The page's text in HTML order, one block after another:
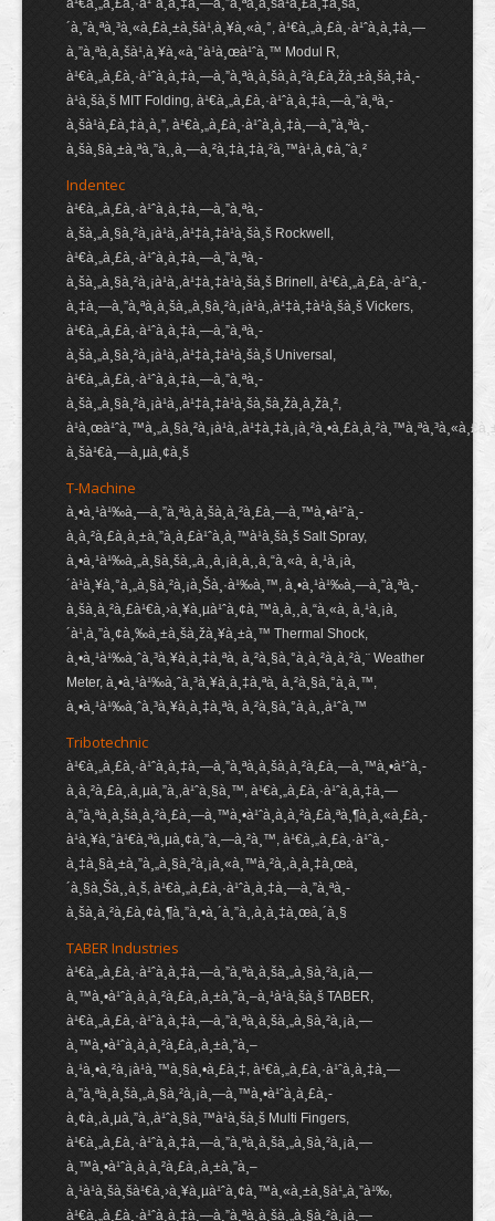
´à¸”à¸ªà¸³à¸«à¸£à¸±à¸šà¹‚à¸¥à¸«à¸°, à¹€à¸„à¸£à¸·à¹ˆà¸­à¸‡à¸—
à¸”à¸ªà¸­à¸šà¹‚à¸¥à¸«à¸°à¹à¸œà¹ˆà¸™ Modul R,
à¹€à¸„à¸£à¸·à¹ˆà¸­à¸‡à¸—à¸”à¸ªà¸­à¸šà¸à¸²à¸£à¸žà¸±à¸šà¸‡à¸­
à¹à¸šà¸š MIT Folding, à¹€à¸„à¸£à¸·à¹ˆà¸­à¸‡à¸—à¸”à¸ªà¸­
à¸šà¹à¸£à¸‡à¸à¸”, à¹€à¸„à¸£à¸·à¹ˆà¸­à¸‡à¸—à¸”à¸ªà¸­
à¸šà¸§à¸±à¸ªà¸”à¸¸à¸—à¸²à¸‡à¸‡à¸²à¸™à¹‚à¸¢à¸˜à¸²
Indentec
à¹€à¸„à¸£à¸·à¹ˆà¸­à¸‡à¸—à¸”à¸ªà¸­
à¸šà¸„à¸§à¸²à¸¡à¹à¸‚à¹‡à¸‡à¹à¸šà¸š Rockwell,
à¹€à¸„à¸£à¸·à¹ˆà¸­à¸‡à¸—à¸”à¸ªà¸­
à¸šà¸„à¸§à¸²à¸¡à¹à¸‚à¹‡à¸‡à¹à¸šà¸š Brinell, à¹€à¸„à¸£à¸·à¹ˆà¸­
à¸‡à¸—à¸”à¸ªà¸­à¸šà¸„à¸§à¸²à¸¡à¹à¸‚à¹‡à¸‡à¹à¸šà¸š Vickers,
à¹€à¸„à¸£à¸·à¹ˆà¸­à¸‡à¸—à¸”à¸ªà¸­
à¸šà¸„à¸§à¸²à¸¡à¹à¸‚à¹‡à¸‡à¹à¸šà¸š Universal,
à¹€à¸„à¸£à¸·à¹ˆà¸­à¸‡à¸—à¸”à¸ªà¸­
à¸šà¸„à¸§à¸²à¸¡à¹à¸‚à¹‡à¸‡à¹à¸šà¸šà¸žà¸à¸žà¸²,
à¸šà¹€à¸—à¸µà¸¢à¸š
T-Machine
à¸•à¸¹à¹‰à¸—à¸”à¸ªà¸­à¸šà¸à¸²à¸£à¸—à¸™à¸•à¹ˆà¸­
à¸à¸²à¸£à¸à¸±à¸”à¸à¸£à¹ˆà¸­à¸™à¹à¸šà¸š Salt Spray,
à¸•à¸¹à¹‰à¸„à¸§à¸šà¸„à¸¸à¸¡à¸­à¸¸à¸“à¸«à¸ à¸¹à¸¡à¸
´à¹à¸¥à¸°à¸„à¸§à¸²à¸¡à¸Šà¸·à¹‰à¸™, à¸•à¸¹à¹‰à¸—à¸”à¸ªà¸­
à¸šà¸à¸²à¸£à¹€à¸›à¸¥à¸µà¹ˆà¸¢à¸™à¸­à¸¸à¸“à¸«à¸ à¸¹à¸¡à¸
´à¹‚à¸”à¸¢à¸‰à¸±à¸šà¸žà¸¥à¸±à¸™ Thermal Shock,
à¸•à¸¹à¹‰à¸ˆà¸³à¸¥à¸­à¸‡à¸ªà¸ à¸²à¸§à¸°à¸­à¸²à¸à¸²à¸¨ Weather
Meter, à¸•à¸¹à¹‰à¸ˆà¸³à¸¥à¸­à¸‡à¸ªà¸ à¸²à¸§à¸°à¸à¸™,
à¸•à¸¹à¹‰à¸ˆà¸³à¸¥à¸­à¸‡à¸ªà¸ à¸²à¸§à¸°à¸à¸¸à¹ˆà¸™
Tribotechnic
à¹€à¸„à¸£à¸·à¹ˆà¸­à¸‡à¸—à¸”à¸ªà¸­à¸šà¸à¸²à¸£à¸—à¸™à¸•à¹ˆà¸­
à¸à¸²à¸£à¸‚à¸µà¸”à¸‚à¹ˆà¸§à¸™, à¹€à¸„à¸£à¸·à¹ˆà¸­à¸‡à¸—
à¸”à¸ªà¸­à¸šà¸à¸²à¸£à¸—à¸™à¸•à¹ˆà¸­à¸à¸²à¸£à¸ªà¸¶à¸à¸«à¸£à¸­
à¹à¸¥à¸°à¹€à¸ªà¸µà¸¢à¸”à¸—à¸²à¸™, à¹€à¸„à¸£à¸·à¹ˆà¸­
à¸‡à¸§à¸±à¸”à¸„à¸§à¸²à¸¡à¸«à¸™à¸²à¸‚à¸­à¸‡à¸œà¸
´à¸§à¸Šà¸¸à¸š, à¹€à¸„à¸£à¸·à¹ˆà¸­à¸‡à¸—à¸”à¸ªà¸­
à¸šà¸à¸²à¸£à¸¢à¸¶à¸”à¸•à¸´à¸”à¸‚à¸­à¸‡à¸œà¸´à¸§
TABER Industries
à¹€à¸„à¸£à¸·à¹ˆà¸­à¸‡à¸—à¸”à¸ªà¸­à¸šà¸„à¸§à¸²à¸¡à¸—
à¸™à¸•à¹ˆà¸­à¸à¸²à¸£à¸‚à¸±à¸”à¸–à¸¹à¹à¸šà¸š TABER,
à¹€à¸„à¸£à¸·à¹ˆà¸­à¸‡à¸—à¸”à¸ªà¸­à¸šà¸„à¸§à¸²à¸¡à¸—
à¸™à¸•à¹ˆà¸­à¸à¸²à¸£à¸‚à¸±à¸”à¸–
à¸¹à¸•à¸²à¸¡à¹à¸™à¸§à¸•à¸£à¸‡, à¹€à¸„à¸£à¸·à¹ˆà¸­à¸‡à¸—
à¸”à¸ªà¸­à¸šà¸„à¸§à¸²à¸¡à¸—à¸™à¸•à¹ˆà¸­à¸£à¸­
à¸¢à¸‚à¸µà¸”à¸‚à¹ˆà¸§à¸™à¹à¸šà¸š Multi Fingers,
à¹€à¸„à¸£à¸·à¹ˆà¸­à¸‡à¸—à¸”à¸ªà¸­à¸šà¸„à¸§à¸²à¸¡à¸—
à¸™à¸•à¹ˆà¸­à¸à¸²à¸£à¸‚à¸±à¸”à¸–
à¸¹à¹à¸šà¸šà¹€à¸›à¸¥à¸µà¹ˆà¸¢à¸™à¸«à¸±à¸§à¹„à¸”à¹‰,
à¹€à¸„à¸£à¸·à¹ˆà¸­à¸‡à¸—à¸”à¸ªà¸­à¸šà¸„à¸§à¸²à¸¡à¸—